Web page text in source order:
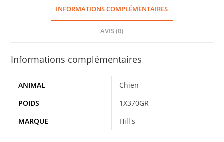
INFORMATIONS COMPLÉMENTAIRES
AVIS (0)
Informations complémentaires
ANIMAL
Chien
POIDS
1X370GR
MARQUE
Hill's